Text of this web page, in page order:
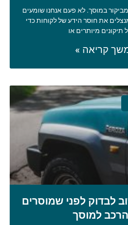
במוסך. לא פעם אנחנו שומעים
את חוסר הידע של לקוחות כדי
תיקונים מיותרים או
קריאה »
לבדוק לפני שמוסרים
למוסך